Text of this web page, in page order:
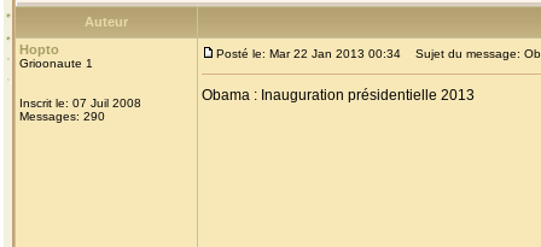
Auteur
Hopto
Grioonaute 1
Inscrit le: 07 Juil 2008
Messages: 290
Posté le: Mar 22 Jan 2013 00:34 Sujet du message:
Obama : Inauguration présidentielle 2013